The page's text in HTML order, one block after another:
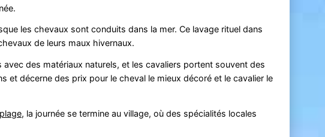
les chevaux sont conduits dans la mer. Ce lavage rituel dans
de leurs maux hivernaux.
des matériaux naturels, et les cavaliers portent souvent des
décerne des prix pour le cheval le mieux décoré et le cavalier le
plage, la journée se termine au village, où des spécialités locales